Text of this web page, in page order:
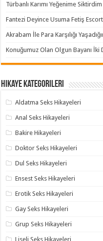
Türbanlı Karımı Yeğenime
Fantezi Deyince Usuma Fetiş
Akrabam İle Para Karşılığı
Konuğumuz Olan Olgun Bayanı
Hikaye Kategorileri
Aldatma Seks Hikayeleri
Anal Seks Hikayeleri
Bakire Hikayeleri
Doktor Seks Hikayeleri
Dul Seks Hikayeleri
Ensest Seks Hikayeleri
Erotik Seks Hikayeleri
Gay Seks Hikayeleri
Grup Seks Hikayeleri
Liseli Seks Hikayeleri